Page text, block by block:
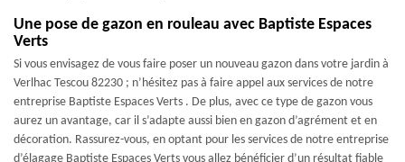
Une pose de gazon en rouleau avec Baptiste Espaces
Verts
Si vous envisagez de vous faire poser un nouveau gazon dans votre jardin à
Verlhac Tescou 82230 ; n’hésitez pas à faire appel aux services de notre
entreprise Baptiste Espaces Verts . De plus, avec ce type de gazon vous
aurez un avantage, car il s’adapte aussi bien en gazon d’agrément et en
décoration. Rassurez-vous, en optant pour les services de notre entreprise
d’élagage Baptiste Espaces Verts vous allez bénéficier d’un résultat fiable